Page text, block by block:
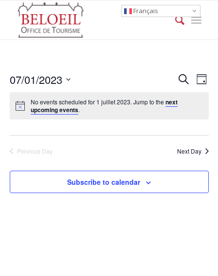
Events
and
Search
Day
07/01/2023
date.
No events scheduled for 1 juillet 2023. Jump to the next
upcoming events.
Previous Day Next Day
Subscribe to calendar
Français